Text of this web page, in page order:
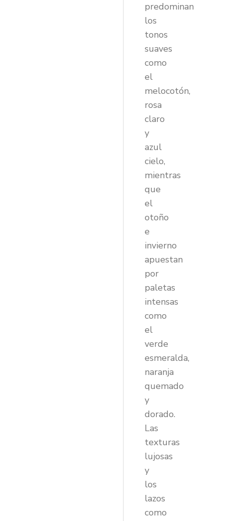
predominan
los
tonos
suaves
como
el
melocotón,
rosa
claro
y
azul
cielo,
mientras
que
el
otoño
e
invierno
apuestan
por
paletas
intensas
como
el
verde
esmeralda,
naranja
quemado
y
dorado.
Las
texturas
lujosas
y
los
lazos
como